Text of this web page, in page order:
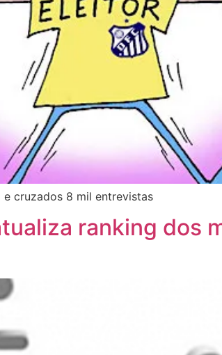
cruzados 8 mil entrevistas
ranking dos